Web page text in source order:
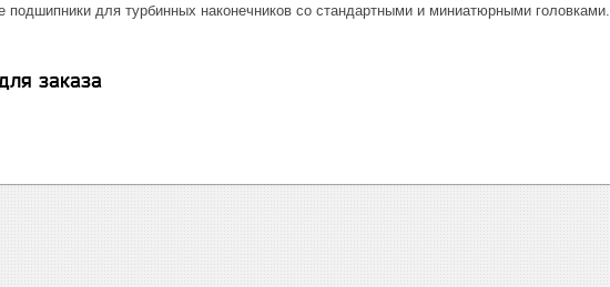
подшипники для турбинных наконечников со стандартными и миниатюрными головками.
заказа